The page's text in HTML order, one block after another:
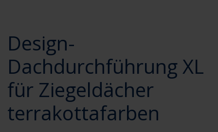
Design-
Dachdurchführung XL
für Ziegeldächer
terrakottafarben